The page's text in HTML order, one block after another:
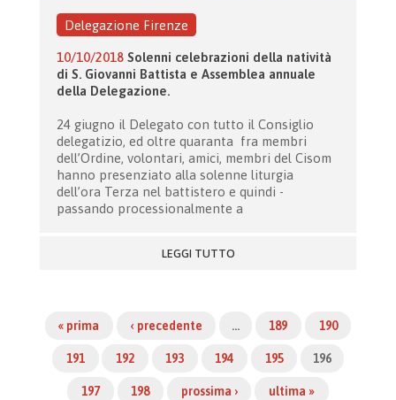
Delegazione Firenze
10/10/2018 Solenni celebrazioni della natività
di S. Giovanni Battista e Assemblea annuale
della Delegazione.
24 giugno il Delegato con tutto il Consiglio
delegatizio, ed oltre quaranta fra membri
dell’Ordine, volontari, amici, membri del Cisom
hanno presenziato alla solenne liturgia
dell’ora Terza nel battistero e quindi -
passando processionalmente a
LEGGI TUTTO
« prima ‹ precedente … 189 190
191 192 193 194 195 196
197 198 prossima › ultima »